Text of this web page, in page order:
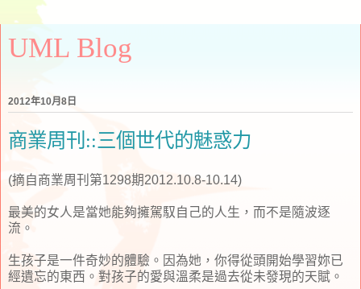
UML Blog
2012年10月8日
商業周刊::三個世代的魅惑力
(摘自商業周刊第1298期2012.10.8-10.14)
最美的女人是當她能夠擁駕馭自己的人生，而不是隨波逐
流。
生孩子是一件奇妙的體驗。因為她，你得從頭開始學習妳已
經遺忘的東西。對孩子的愛與溫柔是過去從未發現的天賦。